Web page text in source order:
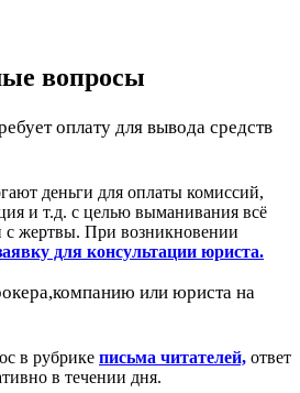
вопросы
оплату для вывода средств
деньги для оплаты комиссий,
и т.д. с целью выманивания всё
с жертвы. При возникновении
для консультации юриста.
или юриста на
в рубрике письма читателей, ответ
в течении дня.